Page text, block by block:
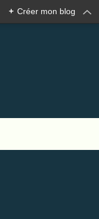
+ Créer mon blog